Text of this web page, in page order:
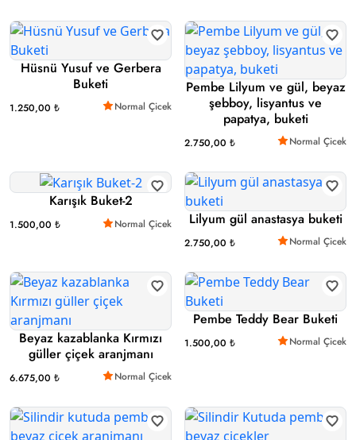
Hüsnü Yusuf ve Gerbera
Buketi
1.250,00 ₺ Normal Çicek
Pembe Lilyum ve gül, beyaz
şebboy, lisyantus ve
papatya, buketi
2.750,00 ₺ Normal Çicek
Karışık Buket-2
1.500,00 ₺ Normal Çicek Lilyum gül anastasya buketi
2.750,00 ₺ Normal Çicek
Beyaz kazablanka Kırmızı
güller çiçek aranjmanı
6.675,00 ₺ Normal Çicek
Pembe Teddy Bear Buketi
1.500,00 ₺ Normal Çicek